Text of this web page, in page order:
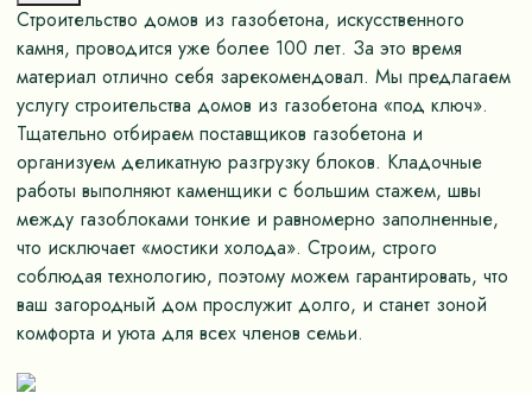
Строительство домов из газобетона, искусственного
камня, проводится уже более 100 лет. За это время
материал отлично себя зарекомендовал. Мы предлагаем
услугу строительства домов из газобетона «под ключ».
Тщательно отбираем поставщиков газобетона и
организуем деликатную разгрузку блоков. Кладочные
работы выполняют каменщики с большим стажем, швы
между газоблоками тонкие и равномерно заполненные,
что исключает «мостики холода». Строим, строго
соблюдая технологию, поэтому можем гарантировать, что
ваш загородный дом прослужит долго, и станет зоной
комфорта и уюта для всех членов семьи.